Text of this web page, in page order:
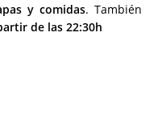
y comidas. También
de las 22:30h